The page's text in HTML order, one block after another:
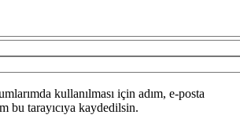
kullanılması için adım, e-posta
bu tarayıcıya kaydedilsin.